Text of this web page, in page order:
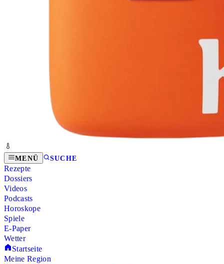
MENÜ SUCHE
Rezepte
Dossiers
Videos
Podcasts
Horoskope
Spiele
E-Paper
Wetter
Startseite
Meine Region